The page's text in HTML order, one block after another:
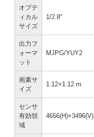
オプテ
ィカル
サイズ
1/2.8"
出力フ
ォーマ
ット
MJPG/YUY2
画素サ
イズ
1.12×1.12 m
センサ
有効領
域
4656(H)×3496(V)